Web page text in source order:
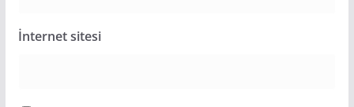
İnternet sitesi